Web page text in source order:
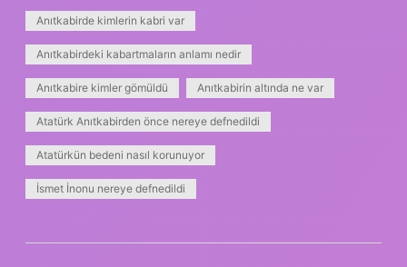
Anıtkabirde kimlerin kabri var
Anıtkabirdeki kabartmaların anlamı nedir
Anıtkabire kimler gömüldü Anıtkabirin altında ne var
Atatürk Anıtkabirden önce nereye defnedildi
Atatürkün bedeni nasıl korunuyor
İsmet İnonu nereye defnedildi